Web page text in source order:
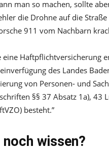
man so machen, sollte
die Drohne auf die
911 vom Nachbarn
Haftpflichtversicherung
des Landes
von Personen- und
§§ 37 Absatz 1a), 43
besteht.”
wissen?